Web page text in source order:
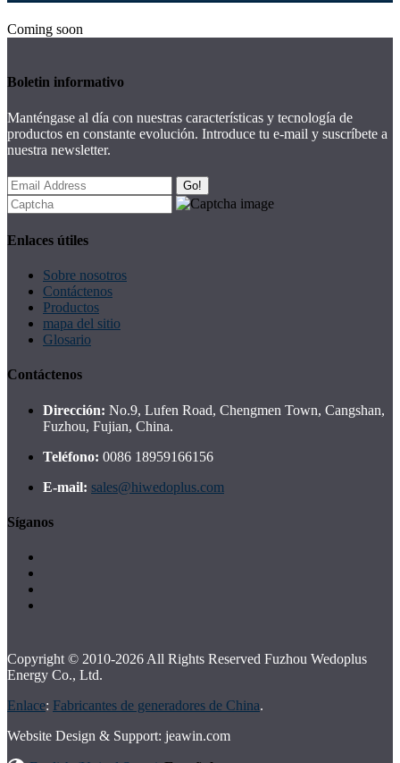
Coming soon
Boletin informativo
Manténgase al día con nuestras características y tecnología de
productos en constante evolución. Introduce tu e-mail y suscríbete a
nuestra newsletter.
Go!
Enlaces útiles
Sobre nosotros
Contáctenos
Productos
mapa del sitio
Glosario
Contáctenos
Dirección: No.9, Lufen Road, Chengmen Town, Cangshan,
Fuzhou, Fujian, China.
Teléfono: 0086 18959166156
E-mail: sales@hiwedoplus.com
Síganos
Copyright © 2010-2026 All Rights Reserved Fuzhou Wedoplus
Energy Co., Ltd.
Enlace: Fabricantes de generadores de China.
Website Design & Support: jeawin.com